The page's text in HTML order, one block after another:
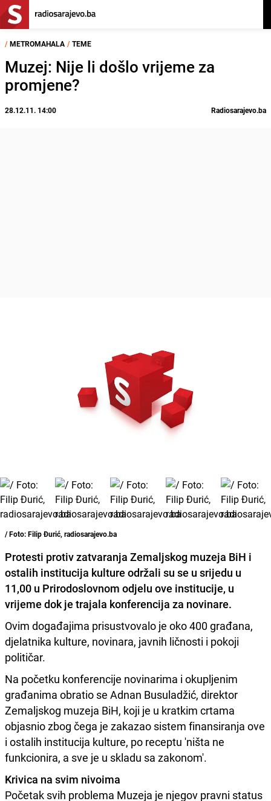
/ METROMAHALA / TEME
Muzej: Nije li došlo vrijeme za
promjene?
28.12.11. 14:00 Radiosarajevo.ba
/ Foto: Filip Đurić, radiosarajevo.ba
Protesti protiv zatvaranja Zemaljskog muzeja BiH i
ostalih institucija kulture održali su se u srijedu u
11,00 u Prirodoslovnom odjelu ove institucije, u
vrijeme dok je trajala konferencija za novinare.
Ovim događajima prisustvovalo je oko 400 građana,
djelatnika kulture, novinara, javnih ličnosti i pokoji
političar.
Na početku konferencije novinarima i okupljenim
građanima obratio se Adnan Busuladžić, direktor
Zemaljskog muzeja BiH, koji je u kratkim crtama
objasnio zbog čega je zakazao sistem finansiranja ove
i ostalih institucija kulture, po receptu 'ništa ne
funkcionira, a sve je u skladu sa zakonom'.
Krivica na svim nivoima
Početak svih problema Muzeja je njegov pravni status